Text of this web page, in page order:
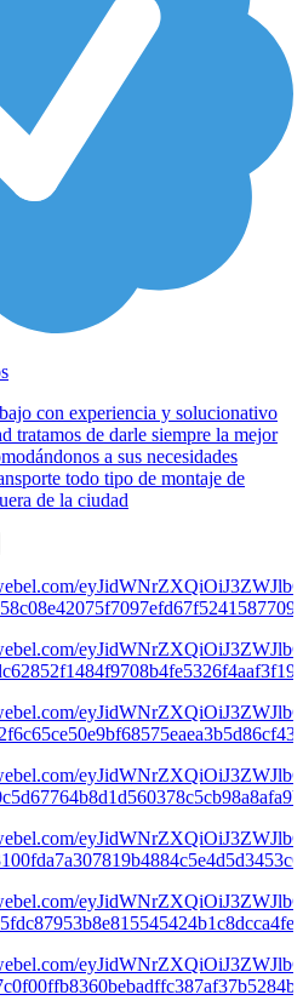
con experiencia y solucionativo
tratamos de darle siempre la mejor
a sus necesidades
todo tipo de montaje de
de la ciudad